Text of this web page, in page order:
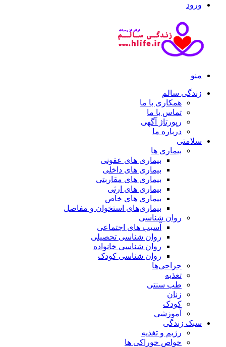
ورود
منو
زندگی سالم
همکاری با ما
تماس با ما
رپورتاژ آگهی
درباره ما
سلامتی
بیماری ها
بیماری های عفونی
بیماری های داخلی
بیماری های مقاربتی
بیماری های ارثی
بیماری های خاص
بیماری‌های استخوان و مفاصل
روان شناسی
آسیب های اجتماعی
روان شناسی تحصیلی
روان شناسی خانواده
روان شناسی کودک
جراحی‌ها
تغذیه
طب سنتی
زنان
کودک
آموزشی
سبک زندگی
رژیم و تغذیه
خواص خوراکی ها